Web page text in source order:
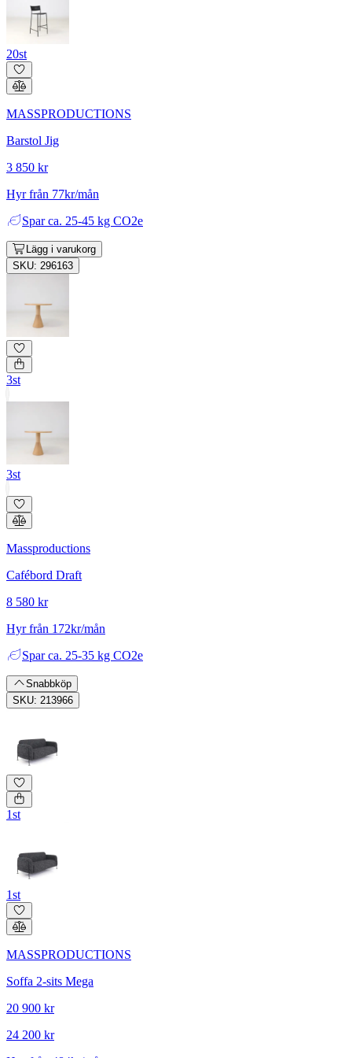
20st
MASSPRODUCTIONS
Barstol Jig
3 850 kr
Hyr från 77kr/mån
Spar ca. 25-45 kg CO2e
Lägg i varukorg
SKU: 296163
3st
3st
Massproductions
Cafébord Draft
8 580 kr
Hyr från 172kr/mån
Spar ca. 25-35 kg CO2e
Snabbköp
SKU: 213966
1st
1st
MASSPRODUCTIONS
Soffa 2-sits Mega
20 900 kr
24 200 kr